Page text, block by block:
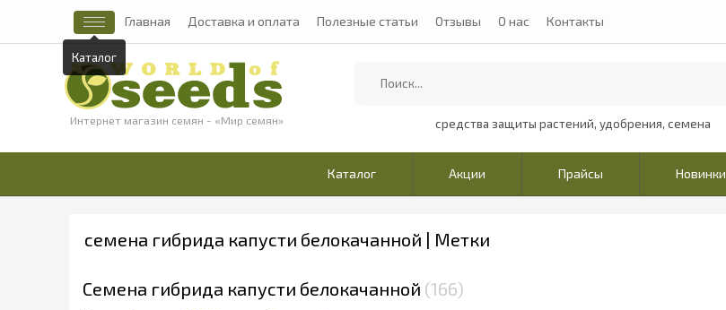
Каталог
Главная Доставка и оплата Полезные статьи Отзывы О нас Контакты
Интернет магазин семян - «Мир семян» средства защиты растений, удобрения, семена
Каталог Акции Прайсы Новинки
семена гибрида капусти белокачанной | Метки
Семена гибрида капусти белокачанной 166